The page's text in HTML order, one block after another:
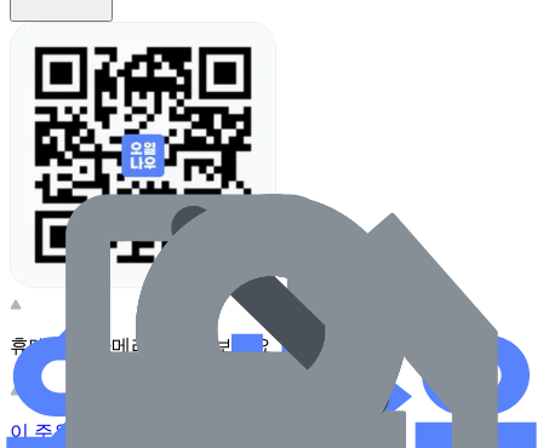
휴대전화 카메라로 찍어보세요
이 주유소의 사장님이신가요?